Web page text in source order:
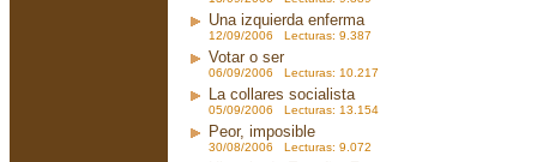
Una izquierda enferma
12/09/2006 Lecturas: 9.387
Votar o ser
06/09/2006 Lecturas: 10.217
La collares socialista
05/09/2006 Lecturas: 13.154
Peor, imposible
30/08/2006 Lecturas: 9.072